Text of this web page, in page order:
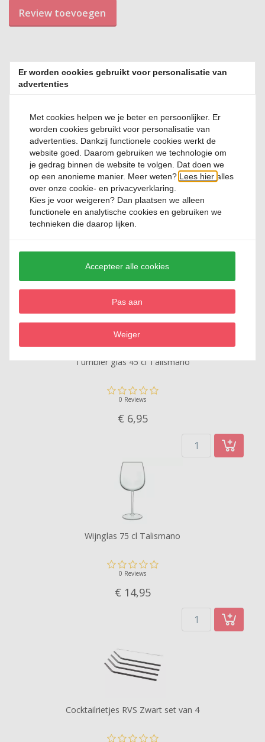
Review toevoegen
Relevante producten
Champagneglas 40 cl Talismano
0 Reviews
Tumbler glas 45 cl Talismano
0 Reviews
€ 6,95
Wijnglas 75 cl Talismano
0 Reviews
€ 14,95
Cocktailrietjes RVS Zwart set van 4
Er worden cookies gebruikt voor personalisatie van
advertenties
Met cookies helpen we je beter en persoonlijker. Er
worden cookies gebruikt voor personalisatie van
advertenties. Dankzij functionele cookies werkt de
website goed. Daarom gebruiken we technologie om
je gedrag binnen de website te volgen. Dat doen we
op een anonieme manier. Meer weten?Lees hieralles
over onze cookie- en privacyverklaring.
Kies je voorweigeren? Dan plaatsen we alleen
functionele en analytische cookies en gebruiken we
technieken die daarop lijken.
Accepteer alle cookies
Pas aan
Weiger